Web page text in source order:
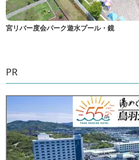
宮リバー度会パーク遊水プール・鏡
PR